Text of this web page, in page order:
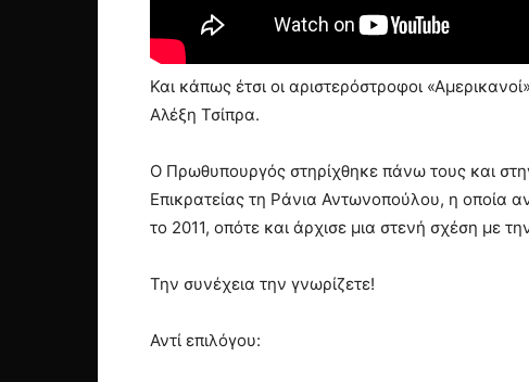
Και κάπως έτσι οι αριστερόστροφοι
Αλέξη Τσίπρα.
Ο Πρωθυπουργός στηρίχθηκε πάνω τους και
Επικρατείας τη Ράνια Αντωνοπούλου, η οποία
το 2011, οπότε και άρχισε μια στενή σχέση με
Την συνέχεια την γνωρίζετε!
Αντί επιλόγου: